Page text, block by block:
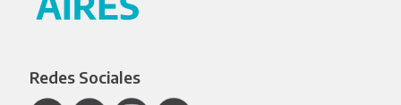
Redes Sociales